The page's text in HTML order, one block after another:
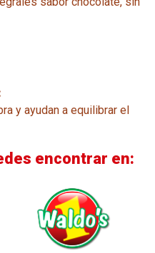
y ayudan a equilibrar el
encontrar en: